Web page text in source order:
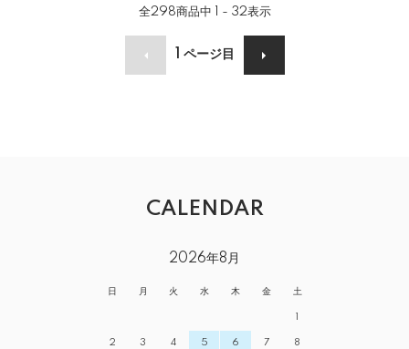
全298商品中 1 - 32表示
ページ目
CALENDAR
2026年8月
日 月 火 水 木 金 土
1
2 3 4 5 6 7 8